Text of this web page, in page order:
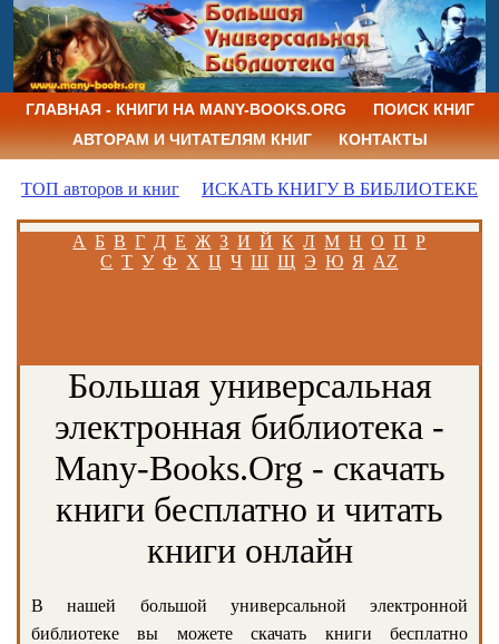
ГЛАВНАЯ - КНИГИ НА MANY-BOOKS.ORG
ПОИСК КНИГ
АВТОРАМ И ЧИТАТЕЛЯМ КНИГ
КОНТАКТЫ
ТОП авторов и книг ИСКАТЬ КНИГУ В БИБЛИОТЕКЕ
А Б В Г Д Е Ж З И Й К Л М Н О П Р
С Т У Ф Х Ц Ч Ш Щ Э Ю Я AZ
Большая универсальная
электронная библиотека -
Many-Books.Org - скачать
книги бесплатно и читать
книги онлайн
В нашей большой универсальной электронной
библиотеке вы можете скачать книги бесплатно